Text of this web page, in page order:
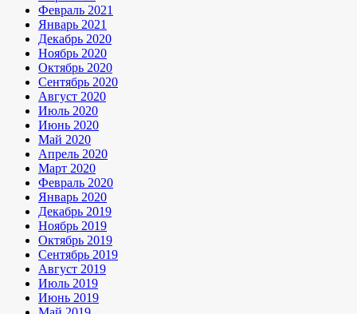
Февраль 2021
Январь 2021
Декабрь 2020
Ноябрь 2020
Октябрь 2020
Сентябрь 2020
Август 2020
Июль 2020
Июнь 2020
Май 2020
Апрель 2020
Март 2020
Февраль 2020
Январь 2020
Декабрь 2019
Ноябрь 2019
Октябрь 2019
Сентябрь 2019
Август 2019
Июль 2019
Июнь 2019